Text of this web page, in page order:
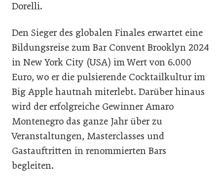
Dorelli.
Den Sieger des globalen Finales erwartet eine
Bildungsreise zum Bar Convent Brooklyn 2024
in New York City (USA) im Wert von 6.000
Euro, wo er die pulsierende Cocktailkultur im
Big Apple hautnah miterlebt. Darüber hinaus
wird der erfolgreiche Gewinner Amaro
Montenegro das ganze Jahr über zu
Veranstaltungen, Masterclasses und
Gastauftritten in renommierten Bars
begleiten.